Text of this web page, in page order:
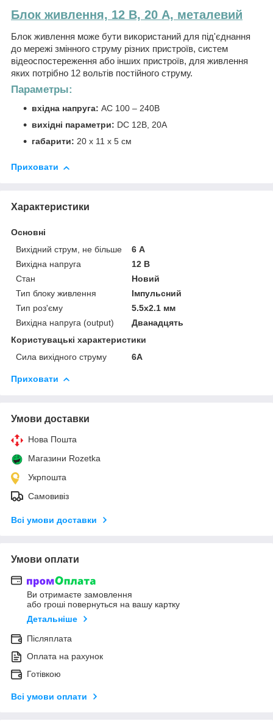
Блок живлення, 12 В, 20 А, металевий
Блок живлення може бути використаний для під'єднання
до мережі змінного струму різних пристроїв, систем
відеоспостереження або інших пристроїв, для живлення
яких потрібно 12 вольтів постійного струму.
Параметры:
вхідна напруга: AC 100 – 240В
вихідні параметри: DC 12В, 20А
габарити: 20 х 11 х 5 см
Приховати
Характеристики
Основні
Вихідний струм, не більше
6 А
Вихідна напруга
12 В
Стан
Новий
Тип блоку живлення
Імпульсний
Тип роз'єму
5.5x2.1 мм
Вихідна напруга (output)
Дванадцять
Користувацькі характеристики
Сила вихідного струму
6А
Приховати
Умови доставки
Нова Пошта
Магазини Rozetka
Укрпошта
Самовивіз
Всі умови доставки
Умови оплати
Ви отримаєте замовлення
або гроші повернуться на вашу картку
Детальніше
Післяплата
Оплата на рахунок
Готівкою
Всі умови оплати